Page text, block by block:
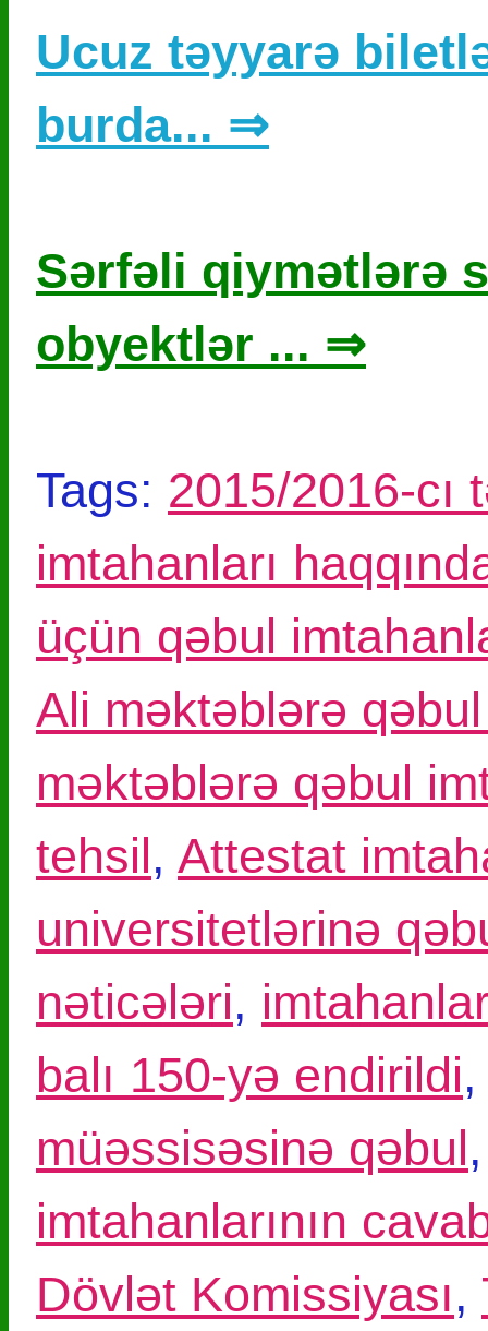
Ucuz təyyarə
burda... ⇒
Sərfəli qiymətlərə
obyektlər ... ⇒
Tags: 2015/2016-cı
imtahanları
üçün qəbul
Ali məktəblərə
məktəblərə qəbul
tehsil, Attestat
universitetlərinə
nəticələri, imtahanlar
balı 150-yə endirildi
müəssisəsinə qəbul
imtahanlarının
Dövlət Komissiyası,